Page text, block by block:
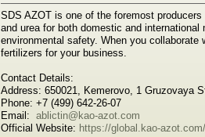
SDS AZOT is one of the foremost
and urea for both domestic and
environmental safety. When you
fertilizers for your business.
Contact Details:
Address: 650021, Kemerovo, 1 Gruzovaya
Phone: +7 (499) 642-26-07
Email: ablictin@kao-azot.com
Official Website: https://global.kao-azot.com/